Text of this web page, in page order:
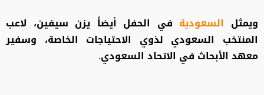
ويمثل السعودية في الحفل أيضاً يزن سيفين، لاعب
المنتخب السعودي لذوي الاحتياجات الخاصة، وسفير
معهد الأبحاث في الاتحاد السعودي.